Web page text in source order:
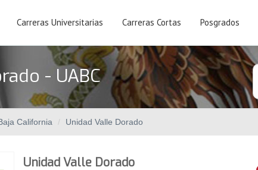
Carreras Universitarias Carreras Cortas Posgrados
- UABC
California Unidad Valle Dorado
Unidad Valle Dorado